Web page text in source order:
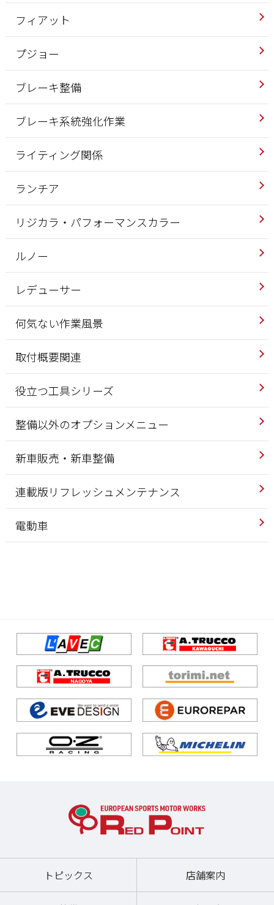
フィアット
プジョー
ブレーキ整備
ブレーキ系統強化作業
ライティング関係
ランチア
リジカラ・パフォーマンスカラー
ルノー
レデューサー
何気ない作業風景
取付概要関連
役立つ工具シリーズ
整備以外のオプションメニュー
新車販売・新車整備
連載版リフレッシュメンテナンス
電動車
トピックス 店舗案内